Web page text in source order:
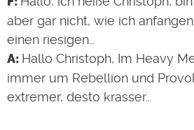
aber gar nicht, wie ich
einen riesigen…
Hallo Christoph, Im Heavy
immer um Rebellion und
extremer, desto krasser…